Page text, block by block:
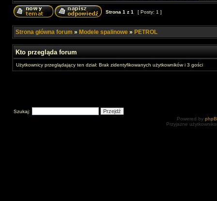
Strona 1 z 1 [ Posty: 1 ]
Strona główna forum » Modele spalinowe » PETROL
Kto przegląda forum
Użytkownicy przeglądający ten dział: Brak zidentyfikowanych użytkowników i 3 gości
Szukaj:
Powered by
Przyjazne